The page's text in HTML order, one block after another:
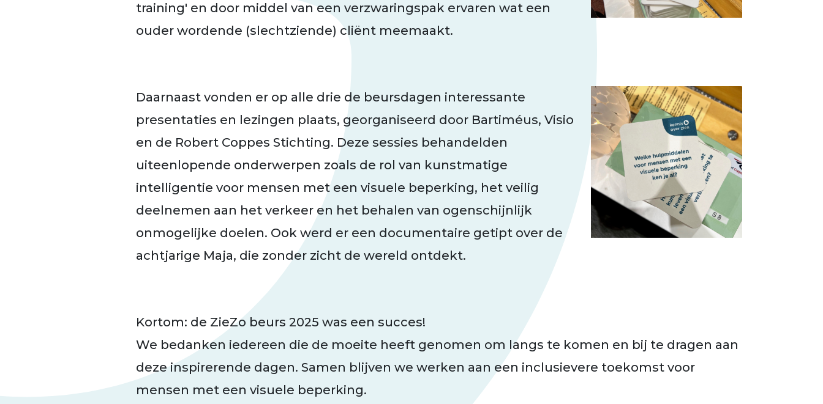
training' en door middel van een verzwaringspak ervaren wat een
ouder wordende (slechtziende) cliënt meemaakt.
Daarnaast vonden er op alle drie de beursdagen interessante
presentaties en lezingen plaats, georganiseerd door Bartiméus, Visio
en de Robert Coppes Stichting. Deze sessies behandelden
uiteenlopende onderwerpen zoals de rol van kunstmatige
intelligentie voor mensen met een visuele beperking, het veilig
deelnemen aan het verkeer en het behalen van ogenschijnlijk
onmogelijke doelen. Ook werd er een documentaire getipt over de
achtjarige Maja, die zonder zicht de wereld ontdekt.
Kortom: de ZieZo beurs 2025 was een succes!
We bedanken iedereen die de moeite heeft genomen om langs te komen en bij te dragen aan
deze inspirerende dagen. Samen blijven we werken aan een inclusievere toekomst voor
mensen met een visuele beperking.